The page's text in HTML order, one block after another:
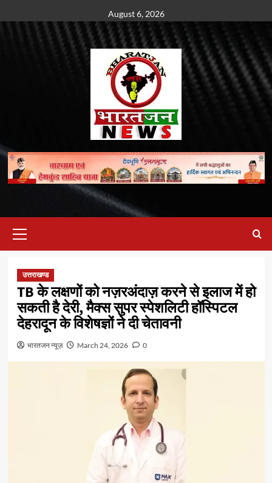
to
August 6, 2026
Menu
उत्तराखण्ड
TB के लक्षणों को नज़रअंदाज़ करने से इलाज में हो
सकती है देरी, मैक्स सुपर स्पेशलिटी हॉस्पिटल
देहरादून के विशेषज्ञों ने दी चेतावनी
भारतजन न्यूज़ March 24, 2026 0